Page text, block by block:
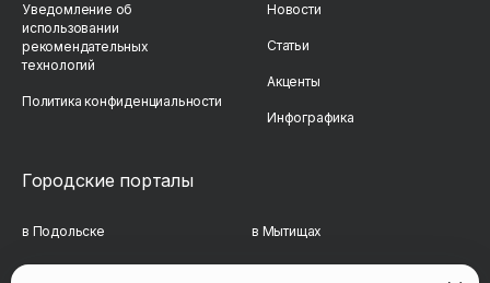
Уведомление об
использовании
рекомендательных
технологий
Политика конфиденциальности
Новости
Статьи
Акценты
Инфографика
Городские порталы
в Подольске в Мытищах